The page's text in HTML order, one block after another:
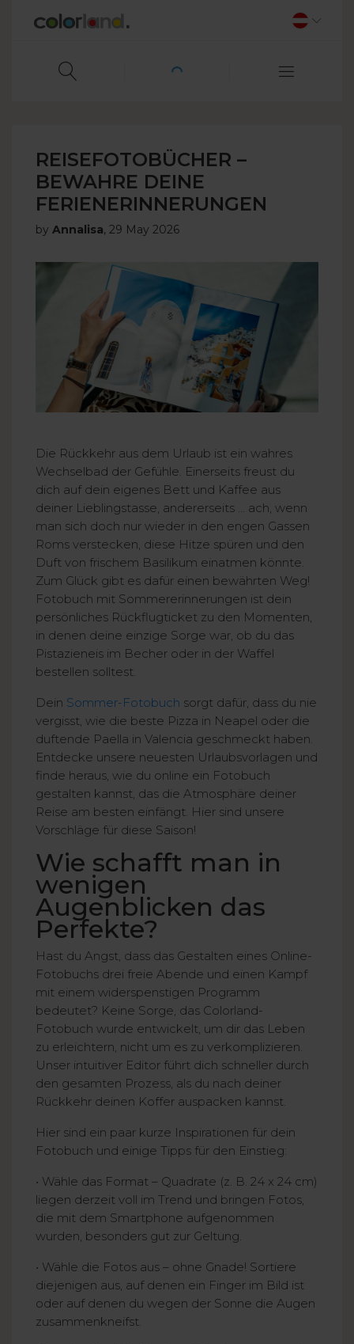
REISEFOTOBÜCHER –
BEWAHRE DEINE
FERIENERINNERUNGEN
by Annalisa, 29 May 2026
Die Rückkehr aus dem Urlaub ist ein wahres
Wechselbad der Gefühle. Einerseits freust du
dich auf dein eigenes Bett und Kaffee aus
deiner Lieblingstasse, andererseits … ach, wenn
man sich doch nur wieder in den engen Gassen
Roms verstecken, diese Hitze spüren und den
Duft von frischem Basilikum einatmen könnte.
Zum Glück gibt es dafür einen bewährten Weg!
Fotobuch mit Sommererinnerungen ist dein
persönliches Rückflugticket zu den Momenten,
in denen deine einzige Sorge war, ob du das
Pistazieneis im Becher oder in der Waffel
bestellen solltest.
Dein Sommer-Fotobuch sorgt dafür, dass du nie
vergisst, wie die beste Pizza in Neapel oder die
duftende Paella in Valencia geschmeckt haben.
Entdecke unsere neuesten Urlaubsvorlagen und
finde heraus, wie du online ein Fotobuch
gestalten kannst, das die Atmosphäre deiner
Reise am besten einfängt. Hier sind unsere
Vorschläge für diese Saison!
Wie schafft man in
wenigen
Augenblicken das
Perfekte?
Hast du Angst, dass das Gestalten eines Online-
Fotobuchs drei freie Abende und einen Kampf
mit einem widerspenstigen Programm
bedeutet? Keine Sorge, das Colorland-
Fotobuch wurde entwickelt, um dir das Leben
zu erleichtern, nicht um es zu verkomplizieren.
Unser intuitiver Editor führt dich schneller durch
den gesamten Prozess, als du nach deiner
Rückkehr deinen Koffer auspacken kannst.
Hier sind ein paar kurze Inspirationen für dein
Fotobuch und einige Tipps für den Einstieg:
• Wähle das Format – Quadrate (z. B. 24 x 24 cm)
liegen derzeit voll im Trend und bringen Fotos,
die mit dem Smartphone aufgenommen
wurden, besonders gut zur Geltung.
• Wähle die Fotos aus – ohne Gnade! Sortiere
diejenigen aus, auf denen ein Finger im Bild ist
oder auf denen du wegen der Sonne die Augen
zusammenkneifst.